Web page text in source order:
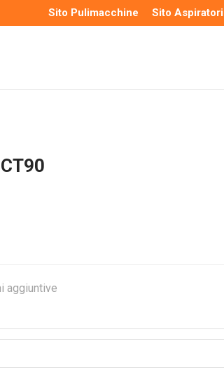
Sito Pulimacchine Sito Aspiratori
aggiuntive